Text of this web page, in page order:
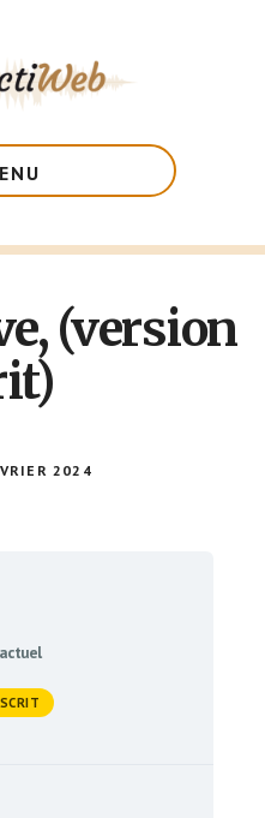
(version
2024